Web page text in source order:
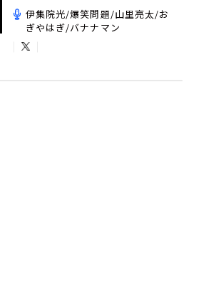
伊集院光/爆笑問題/山里亮太/お
ぎやはぎ/バナナマン